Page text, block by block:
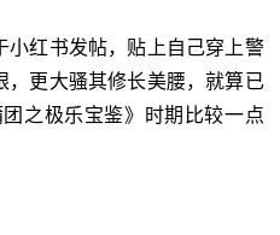
小红书发帖，贴上自己穿上警
，更大骚其修长美腰，就算已
之极乐宝鉴》时期比较一点